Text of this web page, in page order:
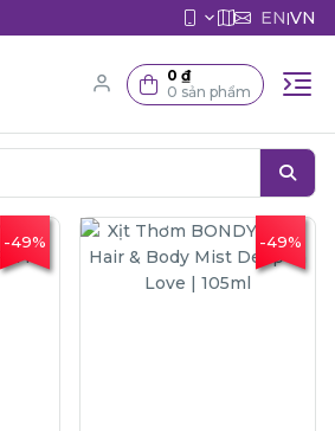
EN|VN
0 ₫
0 sản phẩm
-49% -49%